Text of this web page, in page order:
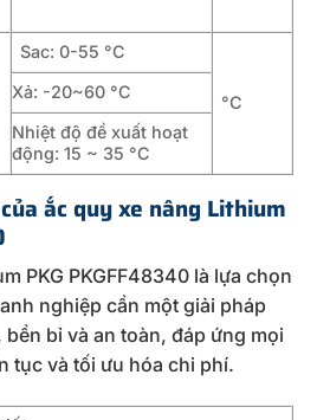
Sac: 0-55 °C
°C
Xả: -20~60 °C
Nhiệt độ đề xuất hoạt
động: 15 ~ 35 °C
ắc quy xe nâng Lithium
PKG PKGFF48340 là lựa chọn
nghiệp cần một giải pháp
bỉ và an toàn, đáp ứng mọi
tục và tối ưu hóa chi phí.